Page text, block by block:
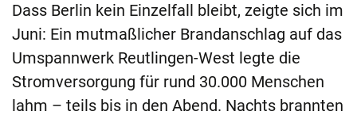
Dass Berlin kein Einzelfall bleibt, zeigte sich im
Juni: Ein mutmaßlicher Brandanschlag auf das
Umspannwerk Reutlingen-West legte die
Stromversorgung für rund 30.000 Menschen
lahm – teils bis in den Abend. Nachts brannten